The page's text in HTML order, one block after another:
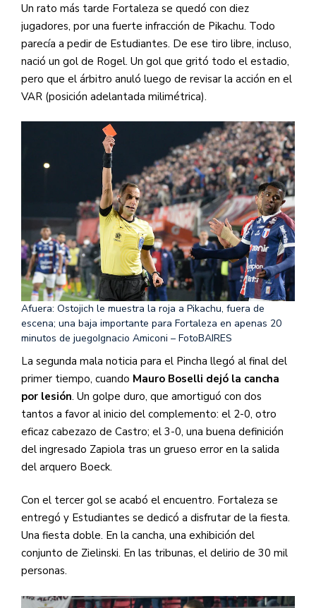
Un rato más tarde Fortaleza se quedó con diez
jugadores, por una fuerte infracción de Pikachu. Todo
parecía a pedir de Estudiantes. De ese tiro libre, incluso,
nació un gol de Rogel. Un gol que gritó todo el estadio,
pero que el árbitro anuló luego de revisar la acción en el
VAR (posición adelantada milimétrica).
Afuera: Ostojich le muestra la roja a Pikachu, fuera de
escena; una baja importante para Fortaleza en apenas 20
minutos de juegoIgnacio Amiconi – FotoBAIRES
La segunda mala noticia para el Pincha llegó al final del
primer tiempo, cuando Mauro Boselli dejó la cancha
por lesión. Un golpe duro, que amortiguó con dos
tantos a favor al inicio del complemento: el 2-0, otro
eficaz cabezazo de Castro; el 3-0, una buena definición
del ingresado Zapiola tras un grueso error en la salida
del arquero Boeck.
Con el tercer gol se acabó el encuentro. Fortaleza se
entregó y Estudiantes se dedicó a disfrutar de la fiesta.
Una fiesta doble. En la cancha, una exhibición del
conjunto de Zielinski. En las tribunas, el delirio de 30 mil
personas.